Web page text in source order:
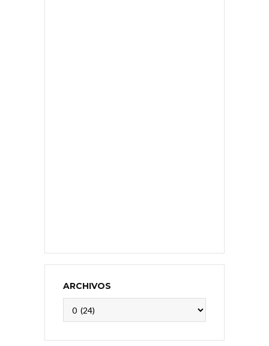
ARCHIVOS